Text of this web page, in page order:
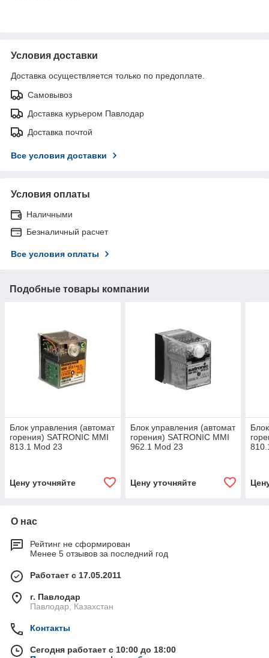
Условия доставки
Доставка осуществляется только по предоплате.
Самовывоз
Доставка курьером Павлодар
Доставка почтой
Все условия доставки
Условия оплаты
Наличными
Безналичный расчет
Все условия оплаты
Подобные товары компании
Блок управления (автомат
горения) SATRONIC MMI
813.1 Mod 23
Цену уточняйте
Блок управления (автомат
горения) SATRONIC MMI
962.1 Mod 23
Цену уточняйте
О нас
Рейтинг не сформирован
Менее 5 отзывов за последний год
Работает с 17.05.2011
г. Павлодар
Павлодар, Казахстан
Контакты
Сегодня работает с 10:00 до 18:00